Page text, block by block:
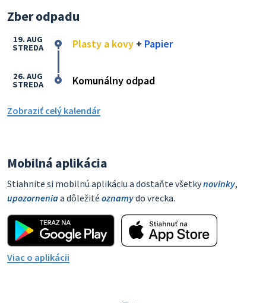
Zber odpadu
Plasty a kovy + Papier
19. AUG
STREDA
Komunálny odpad
26. AUG
STREDA
Zobraziť celý kalendár
Mobilná aplikácia
Stiahnite si mobilnú aplikáciu a dostaňte všetkynovinky,
upozorneniaa dôležité oznamydo vrecka.
Viac o aplikácii